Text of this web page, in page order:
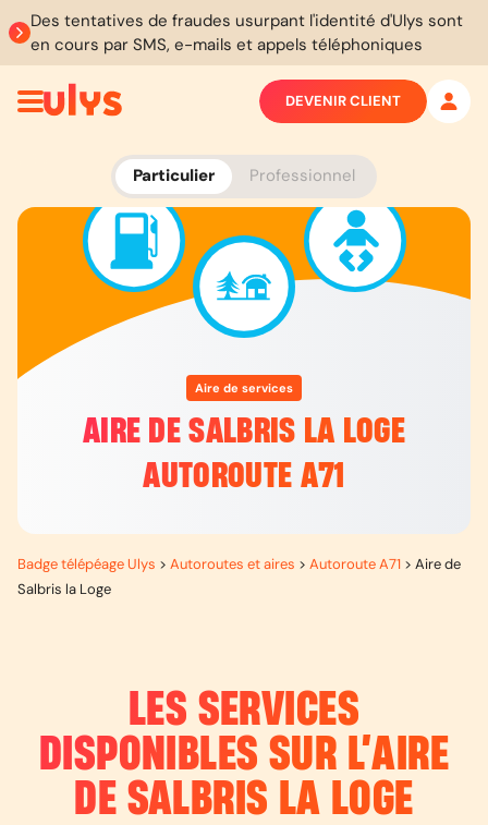
Des tentatives de fraudes usurpant l'identité d'Ulys sont
en cours par SMS, e-mails et appels téléphoniques
Particulier Professionnel
DEVENIR CLIENT
Aire de services
AIRE DE SALBRIS LA LOGE
AUTOROUTE A71
Badge télépéage Ulys > Autoroutes et aires > Autoroute A71 > Aire de
Salbris la Loge
LES SERVICES
DISPONIBLES SUR L’AIRE
DE SALBRIS LA LOGE